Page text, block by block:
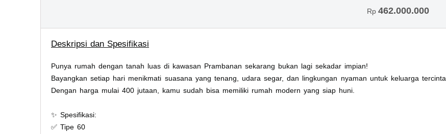
Rp 462.000.000
Deskripsi dan Spesifikasi
Punya rumah dengan tanah luas di kawasan Prambanan sekarang bukan lagi sekadar impian!
Bayangkan setiap hari menikmati suasana yang tenang, udara segar, dan lingkungan nyaman untuk keluarga tercinta.
Dengan harga mulai 400 jutaan, kamu sudah bisa memiliki rumah modern yang siap huni.
✨ Spesifikasi:
✅ Tipe 60